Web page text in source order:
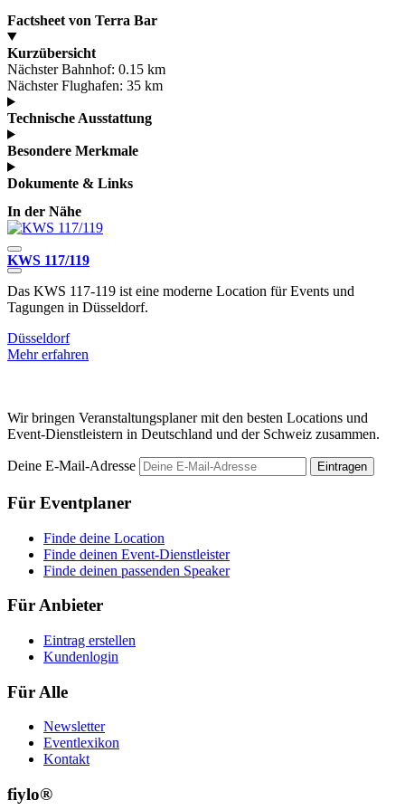
Factsheet von Terra Bar
Kurzübersicht
Nächster Bahnhof: 0.15 km
Nächster Flughafen: 35 km
Technische Ausstattung
Besondere Merkmale
Dokumente & Links
In der Nähe
KWS 117/119
Das KWS 117-119 ist eine moderne Location für Events und
Tagungen in Düsseldorf.
Düsseldorf
Mehr erfahren
Wir bringen Veranstaltungsplaner mit den besten Locations und
Event-Dienstleistern in Deutschland und der Schweiz zusammen.
Deine E-Mail-Adresse Eintragen
Für Eventplaner
Finde deine Location
Finde deinen Event-Dienstleister
Finde deinen passenden Speaker
Für Anbieter
Eintrag erstellen
Kundenlogin
Für Alle
Newsletter
Eventlexikon
Kontakt
fiylo®